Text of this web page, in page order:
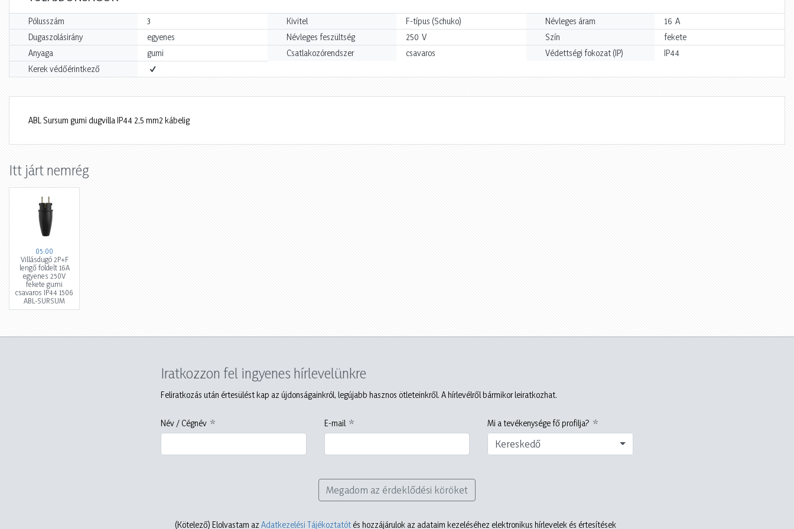
Pólusszám 3 Kivitel F-típus (Schuko) Névleges áram 16 A
Dugaszolásirány egyenes Névleges feszültség 250 V Szín
fekete
Anyaga
gumi Csatlakozórendszer csavaros Védettségi fokozat (IP)
IP44
Kerek védőérintkező
ABL Sursum gumi dugvilla IP44 2,5 mm2 kábelig
Itt járt nemrég
05:00
Villásdugó 2P+F
lengő földelt 16A
egyenes 250V
fekete gumi
csavaros IP44 1506
ABL-SURSUM
Iratkozzon fel ingyenes hírlevelünkre
Feliratkozás után értesülést kap az újdonságainkról, legújabb hasznos ötleteinkről. A hírlevélről bármikor leiratkozhat.
Név / Cégnév E-mail Mi a tevékenysége fő profilja?
Kereskedő
Megadom az érdeklődési köröket
(Kötelező) Elolvastam az Adatkezelési Tájékoztatót és hozzájárulok az adataim kezeléséhez elektronikus hírlevelek és értesítések